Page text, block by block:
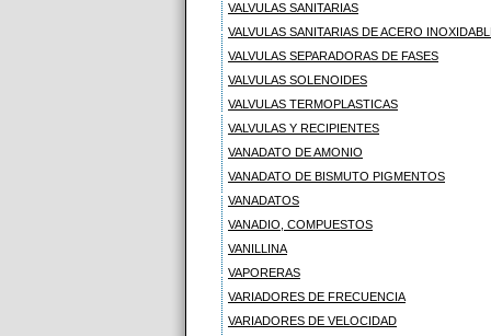
VALVULAS SANITARIAS
VALVULAS SANITARIAS DE ACERO
VALVULAS SEPARADORAS DE FASES
VALVULAS SOLENOIDES
VALVULAS TERMOPLASTICAS
VALVULAS Y RECIPIENTES
VANADATO DE AMONIO
VANADATO DE BISMUTO PIGMENTOS
VANADATOS
VANADIO, COMPUESTOS
VANILLINA
VAPORERAS
VARIADORES DE FRECUENCIA
VARIADORES DE VELOCIDAD